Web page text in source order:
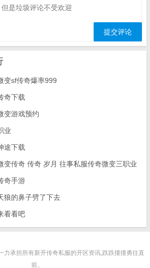
变sf传奇爆率999
奇下载
变游戏预约
业
途下载
变传奇 传奇 岁月 往事私服传奇微变三职业
奇手游
狼的鼻子劈了下去
看看吧
力承担所有新开传奇私服的开区资讯,跌跌撞撞勇往直
前。